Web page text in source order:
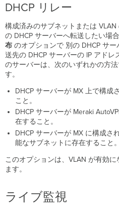
DHCP リレー
構成済みのサブネットまたは
の DHCP サーバーへ転送したい場合
布 のオプションで 別の DHCP サ
送先の DHCP サーバーの IP アド
のサーバーは、次のいずれかの方
す。
DHCP サーバーが MX 上で構成
こと。
DHCP サーバーが Meraki
在すること。
DHCP サーバーが MX に構成さ
能なサブネットに存在すること。
このオプションは、VLAN が有効
ます。
ライブ監視